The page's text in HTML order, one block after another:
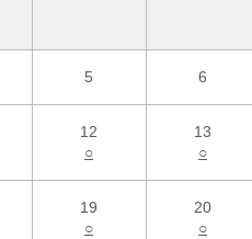
5 6
12
○
13
○
19
○
20
○